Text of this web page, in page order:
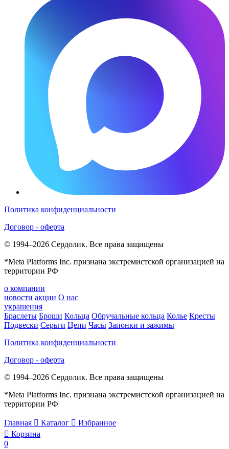
Политика конфиденциальности
Договор - оферта
© 1994–2026 Сердолик. Все права защищены
*Meta Platforms Inc. признана экстремистской организацией на
территории РФ
о компании
новости акции О нас
украшения
Браслеты Броши Кольца Обручальные кольца Колье Кресты
Подвески Серьги Цепи Часы Запонки и зажимы
Политика конфиденциальности
Договор - оферта
© 1994–2026 Сердолик. Все права защищены
*Meta Platforms Inc. признана экстремистской организацией на
территории РФ
Главная  Каталог  Избранное
 Корзина
0